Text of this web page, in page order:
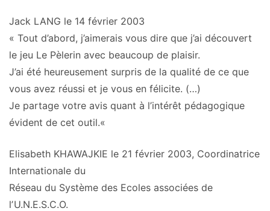
Jack LANG le 14 février 2003
« Tout d’abord, j’aimerais vous dire que j’ai découvert
le jeu Le Pèlerin avec beaucoup de plaisir.
J’ai été heureusement surpris de la qualité de ce que
vous avez réussi et je vous en félicite. (…)
Je partage votre avis quant à l’intérêt pédagogique
évident de cet outil.«
Elisabeth KHAWAJKIE le 21 février 2003, Coordinatrice
Internationale du
Réseau du Système des Ecoles associées de
lʼU.N.E.S.C.O.